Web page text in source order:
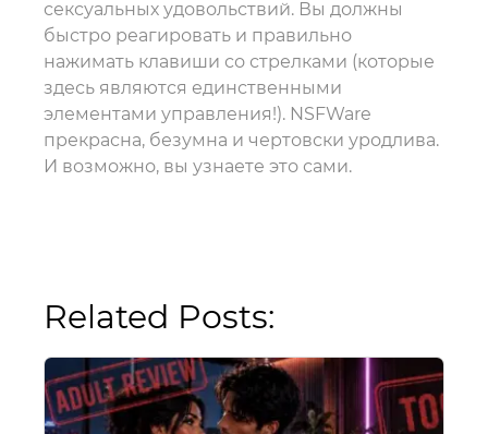
сексуальных удовольствий. Вы должны
быстро реагировать и правильно
нажимать клавиши со стрелками (которые
здесь являются единственными
элементами управления!). NSFWare
прекрасна, безумна и чертовски уродлива.
И возможно, вы узнаете это сами.
Related Posts: